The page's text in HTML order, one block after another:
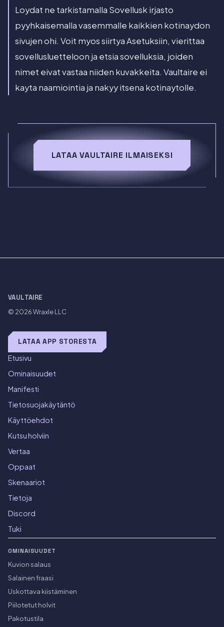
Loydat ne tarkistamalla Sovellusk irjasto
pyyhkaisemalla vasemmalle kaikkien kotinaydon
sivujen ohi. Voit myos siirtya Asetuksiin, vierittaa
sovellusluetteloon ja etsia sovelluksia, joiden
nimet eivat vastaa niiden kuvakkeita. Vaultaire ei
kayta naamiointia ja nakyy itsena kotinaytolle.
LATAA VAULTAIRE ILMAISEKSI
VAULTAIRE
© 2026Wraxle LLC
LATAA APP STORESTA
Etusivu
Ominaisuudet
Manifesti
Tietosuojakäytäntö
Käyttöehdot
Kutsu holviin
Vertaa
Oppaat
Skenaariot
Tietoja
Discord
Tuki
OMINAISUUDET
Kuvion salaus
Salainen fraasi
Uskottava kiistäminen
Piilotetut holvit
Pakotustila